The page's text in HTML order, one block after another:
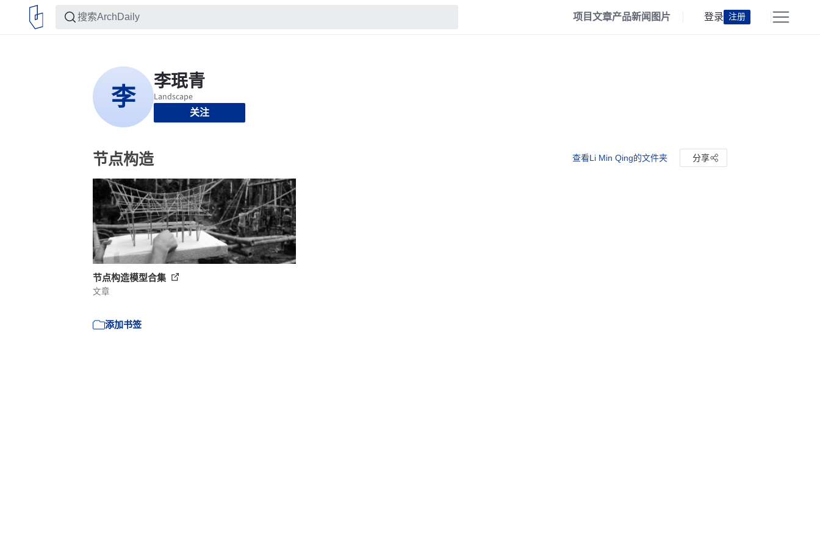
项目文章产品新闻 图片 登录 注册
关注
节点构造 查看Li Min Qing的文件夹 分享
节点构造模型合集
文章
添加书签